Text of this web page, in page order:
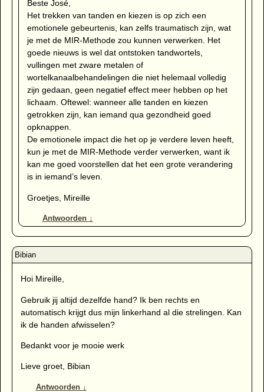
Beste José,
Het trekken van tanden en kiezen is op zich een
emotionele gebeurtenis, kan zelfs traumatisch zijn, wat
je met de MIR-Methode zou kunnen verwerken. Het
goede nieuws is wel dat ontstoken tandwortels,
vullingen met zware metalen of
wortelkanaalbehandelingen die niet helemaal volledig
zijn gedaan, geen negatief effect meer hebben op het
lichaam. Oftewel: wanneer alle tanden en kiezen
getrokken zijn, kan iemand qua gezondheid goed
opknappen.
De emotionele impact die het op je verdere leven heeft,
kun je met de MIR-Methode verder verwerken, want ik
kan me goed voorstellen dat het een grote verandering
is in iemand’s leven.
Groetjes, Mireille
Antwoorden ↓
Hoi Mireille,
Gebruik jij altijd dezelfde hand? Ik ben rechts en
automatisch krijgt dus mijn linkerhand al die strelingen. Kan
ik de handen afwisselen?
Bedankt voor je mooie werk
Lieve groet, Bibian
Antwoorden ↓